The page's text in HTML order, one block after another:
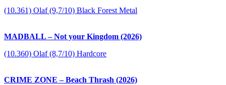
(10.361) Olaf (9,7/10) Black Forest Metal
MADBALL – Not your Kingdom (2026)
(10.360) Olaf (8,7/10) Hardcore
CRIME ZONE – Beach Thrash (2026)